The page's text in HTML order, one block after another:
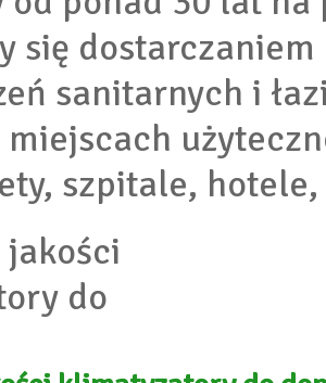
się
sanitarnych i
szpitale, hotele,